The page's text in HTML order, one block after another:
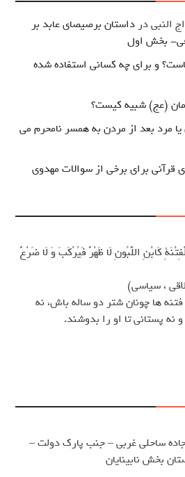
النبیدر داستان برصیصای عابد بر
بخش اول
و برای چه کسانی استفاده شده
(عج) شبیه کیست؟
مرد بعد از مردن به همسر نامحرم می
قرآنی برای برخی از سوالات مهدوی
كَابْنِ اللَّبُونِ لَا ظَهْرٌ فَيُرْكَبَ وَ لَا ضَرْعٌ
، سياسى)
ها چونان شتر دو ساله باش، نه
پستانى تا او را بدوشند.
ساحلی غربی – جنب پارک دولت –
بخش نابینایان